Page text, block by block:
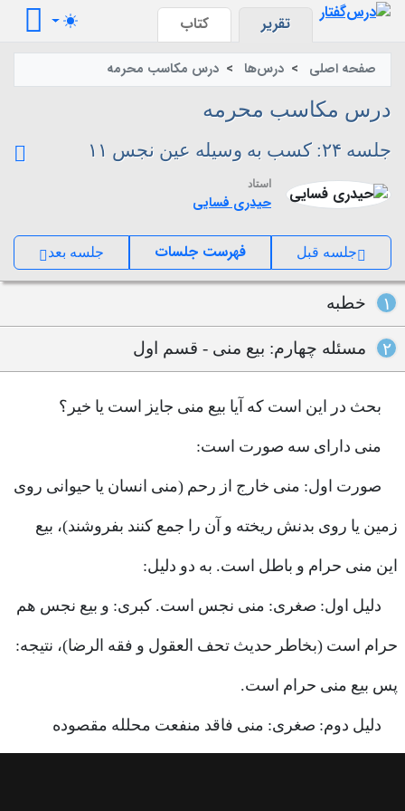
تقرير کتاب
صفحه اصلی درس‌ها درس مکاسب محرمه
درس مکاسب محرمه
جلسه ۲۴: کسب به وسیله عین نجس ۱۱
استاد
حیدری فسایی
جلسه قبل فهرست جلسات جلسه بعد
۱ خطبه
۲ مسئله چهارم: بیع منی - قسم اول
بحث در این است که آیا بیع منی جایز است یا خیر؟
منی دارای سه صورت است:
صورت اول: منی خارج از رحم (منی انسان یا حیوانی روی
زمین یا روی بدنش ریخته و آن را جمع کنند بفروشند)، بیع
این منی حرام و باطل است. به دو دلیل:
دلیل اول: صغری: منی نجس است. کبری: و بیع نجس هم
حرام است (بخاطر حدیث تحف العقول و فقه الرضا)، نتیجه:
پس بیع منی حرام است.
دلیل دوم: صغری: منی فاقد منفعت محلله مقصوده